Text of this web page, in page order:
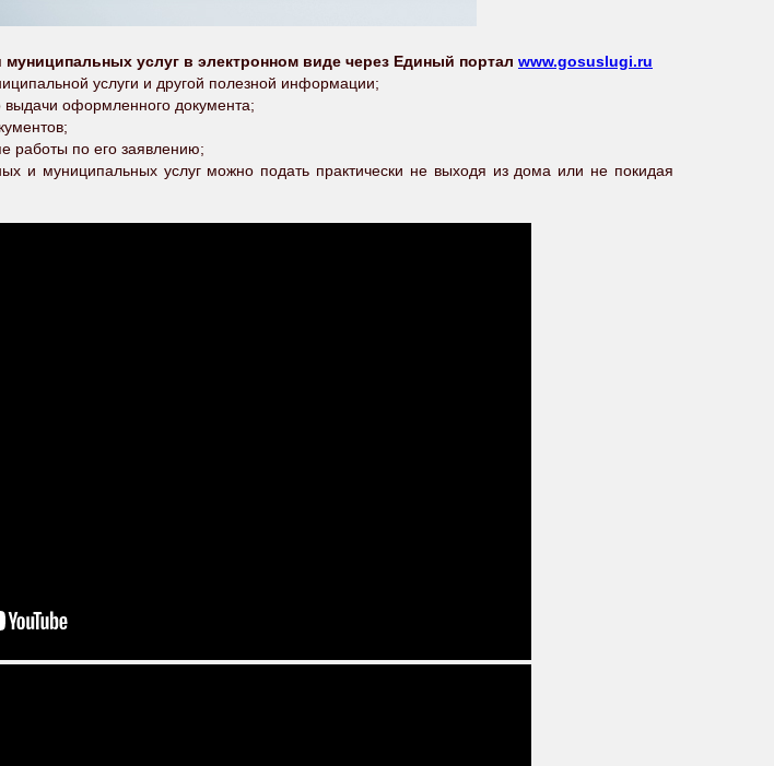
услуг в электронном виде через Единый портал www.gosuslugi.ru
услуги и другой полезной информации;
оформленного документа;
работы по его заявлению;
и муниципальных услуг можно подать практически не выходя из дома или не покидая